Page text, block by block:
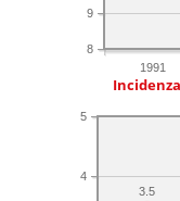
1991
8
9
4
5
3.5